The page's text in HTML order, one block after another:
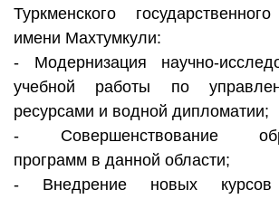
Туркменского
имени Махтумкули:
- Модернизация научно-
учебной работы по
ресурсами и водной дипломатии;
- Совершенствование
программ в данной области;
- Внедрение новых